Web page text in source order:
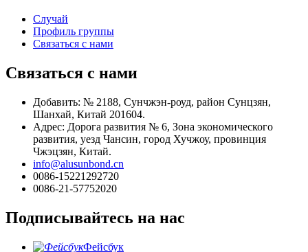
Случай
Профиль группы
Связаться с нами
Связаться с нами
Добавить: № 2188, Сунчжэн-роуд, район Сунцзян,
Шанхай, Китай 201604.
Адрес: Дорога развития № 6, Зона экономического
развития, уезд Чансин, город Хучжоу, провинция
Чжэцзян, Китай.
info@alusunbond.cn
0086-15221292720
0086-21-57752020
Подписывайтесь на нас
Фейсбук